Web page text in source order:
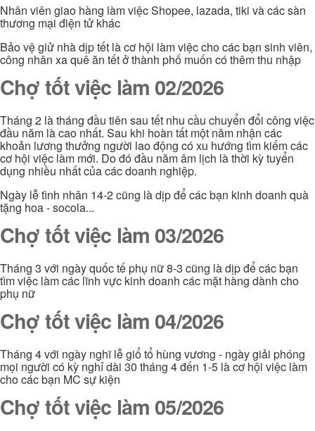
Nhân viên giao hàng làm việc Shopee, lazada, tiki và các sàn
thương mại điện tử khác
Bảo vệ giử nhà dịp tết là cơ hội làm việc cho các bạn sinh viên,
công nhân xa quê ăn tết ở thành phố muốn có thêm thu nhập
Chợ tốt việc làm 02/2026
Tháng 2 là tháng đầu tiên sau tết nhu cầu chuyển đổi công việc
đầu năm là cao nhất. Sau khi hoàn tất một năm nhận các
khoản lương thưởng người lao động có xu hướng tìm kiếm các
cơ hội việc làm mới. Do đó đầu năm âm lịch là thời kỳ tuyển
dụng nhiều nhất của các doanh nghiệp.
Ngày lễ tình nhân 14-2 cũng là dịp để các bạn kinh doanh quà
tặng hoa - socola...
Chợ tốt việc làm 03/2026
Tháng 3 với ngày quốc tế phụ nữ 8-3 cũng là dịp để các bạn
tìm việc làm các lĩnh vực kinh doanh các mặt hàng dành cho
phụ nữ
Chợ tốt việc làm 04/2026
Tháng 4 với ngày nghĩ lễ giổ tổ hùng vương - ngày giải phóng
mọi người có kỳ nghỉ dài 30 tháng 4 đến 1-5 là cơ hội việc làm
cho các bạn MC sự kiện
Chợ tốt việc làm 05/2026